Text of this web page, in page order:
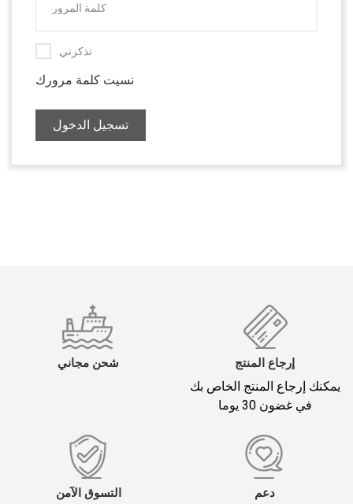
تذكرني
نسيت كلمة مرورك
تسجيل الدخول
شحن مجاني إرجاع المنتج
يمكنك إرجاع المنتج الخاص بك
في غضون 30 يوما
التسوق الآمن دعم